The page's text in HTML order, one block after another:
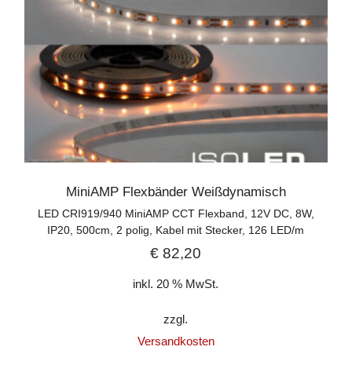
MiniAMP Flexbänder Weißdynamisch
LED CRI919/940 MiniAMP CCT Flexband, 12V DC, 8W,
IP20, 500cm, 2 polig, Kabel mit Stecker, 126 LED/m
€ 82,20
inkl. 20 % MwSt.
zzgl.
Versandkosten